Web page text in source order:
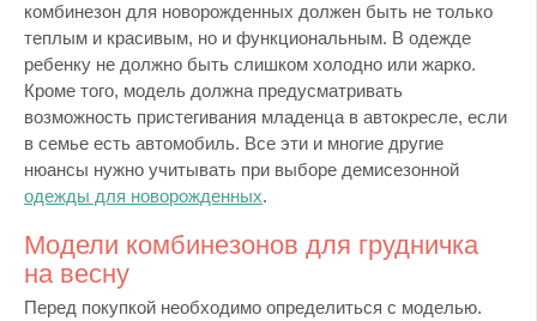
комбинезон для новорожденных должен быть не только
теплым и красивым, но и функциональным. В одежде
ребенку не должно быть слишком холодно или жарко.
Кроме того, модель должна предусматривать
возможность пристегивания младенца в автокресле, если
в семье есть автомобиль. Все эти и многие другие
нюансы нужно учитывать при выборе демисезонной
одежды для новорожденных.
Модели комбинезонов для грудничка
на весну
Перед покупкой необходимо определиться с моделью.